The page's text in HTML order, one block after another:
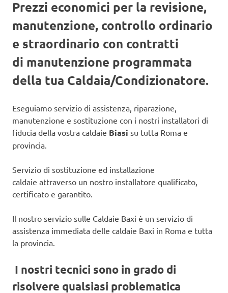
Prezzi economici per la revisione,
manutenzione, controllo ordinario
e straordinario con contratti
di manutenzione programmata
della tua Caldaia/Condizionatore.
Eseguiamo servizio di assistenza, riparazione,
manutenzione e sostituzione con i nostri installatori di
fiducia della vostra caldaie Biasi su tutta Roma e
provincia.
Servizio di sostituzione ed installazione
caldaie attraverso un nostro installatore qualificato,
certificato e garantito.
Il nostro servizio sulle Caldaie Baxi è un servizio di
assistenza immediata delle caldaie Baxi in Roma e tutta
la provincia.
I nostri tecnici sono in grado di
risolvere qualsiasi problematica